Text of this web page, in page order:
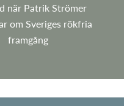
när Patrik Strömer
om Sveriges rökfria
framgång